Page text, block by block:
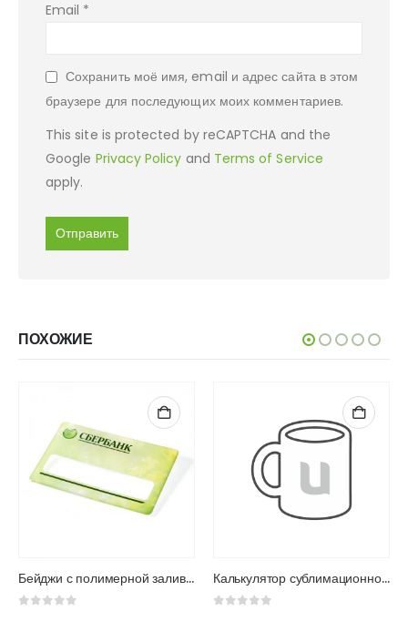
Email *
Сохранить моё имя, email и адрес сайта в этом
браузере для последующих моих комментариев.
This site is protected by reCAPTCHA and the
Google Privacy Policy and Terms of Service
apply.
ПОХОЖИЕ
Бейджи с полимерной заливкой Калькулятор сублимационной печати на кружки